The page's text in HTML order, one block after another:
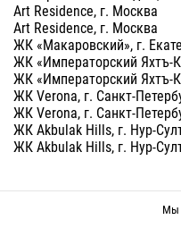
Art Residence, г. Москва
Art Residence, г. Москва
ЖК «Макаровский», г.
ЖК «Императорский Яхтъ-
ЖК «Императорский Яхтъ-
ЖК Verona, г. Санкт-
ЖК Verona, г. Санкт-
ЖК Akbulak Hills, г. Нур-
ЖК Akbulak Hills, г. Нур-
Мы